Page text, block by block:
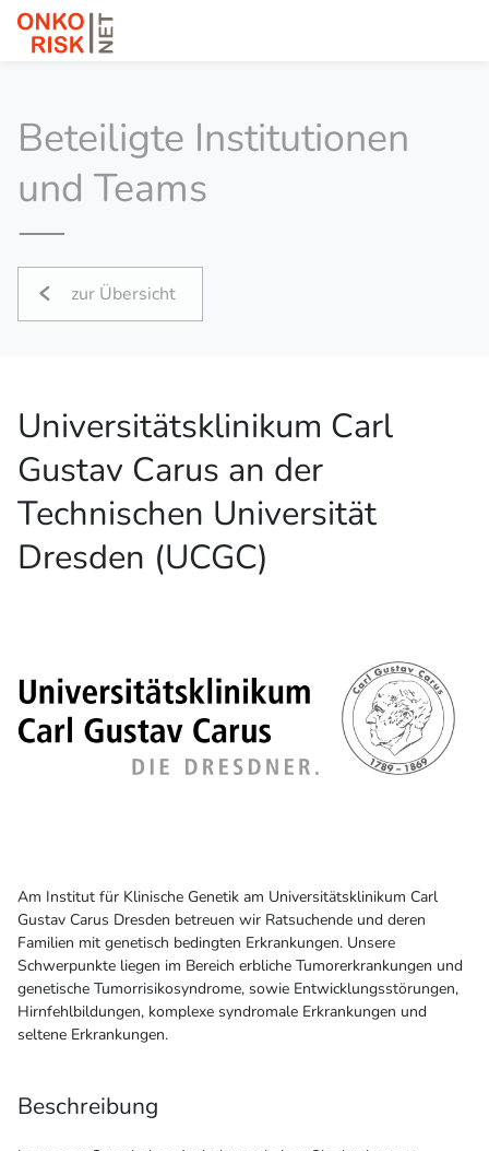
Beteiligte Institutionen
und Teams
zur Übersicht
Universitätsklinikum Carl
Gustav Carus an der
Technischen Universität
Dresden (UCGC)
Am Institut für Klinische Genetik am Universitätsklinikum Carl
Gustav Carus Dresden betreuen wir Ratsuchende und deren
Familien mit genetisch bedingten Erkrankungen. Unsere
Schwerpunkte liegen im Bereich erbliche Tumorerkrankungen und
genetische Tumorrisikosyndrome, sowie Entwicklungsstörungen,
Hirnfehlbildungen, komplexe syndromale Erkrankungen und
seltene Erkrankungen.
Beschreibung